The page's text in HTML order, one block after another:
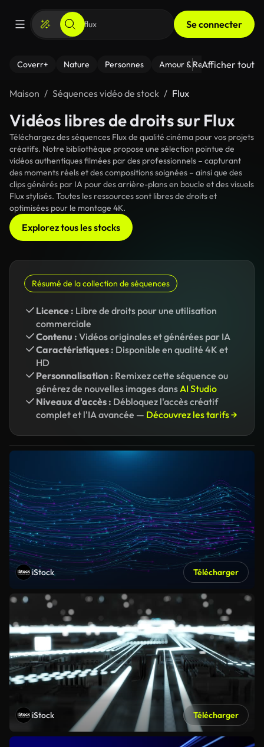
Se connecter
Coverr+ Nature Personnes Amour & Relations Le
Afficher tout
Maison Séquences vidéo de stock Flux
Vidéos libres de droits sur Flux
Téléchargez des séquences Flux de qualité cinéma pour vos projets
créatifs. Notre bibliothèque propose une sélection pointue de
vidéos authentiques filmées par des professionnels – capturant
des moments réels et des compositions soignées – ainsi que des
clips générés par IA pour des arrière-plans en boucle et des visuels
Flux stylisés. Toutes les ressources sont libres de droits et
optimisées pour le montage 4K.
Explorez tous les stocks
Résumé de la collection de séquences
Licence : Libre de droits pour une utilisation
commerciale
Contenu : Vidéos originales et générées par IA
Caractéristiques : Disponible en qualité 4K et
HD
Personnalisation : Remixez cette séquence ou
générez de nouvelles images dansAI Studio
Niveaux d'accès : Débloquez l'accès créatif
complet et l'IA avancée — Découvrez les tarifs →
iStock Télécharger
iStock Télécharger